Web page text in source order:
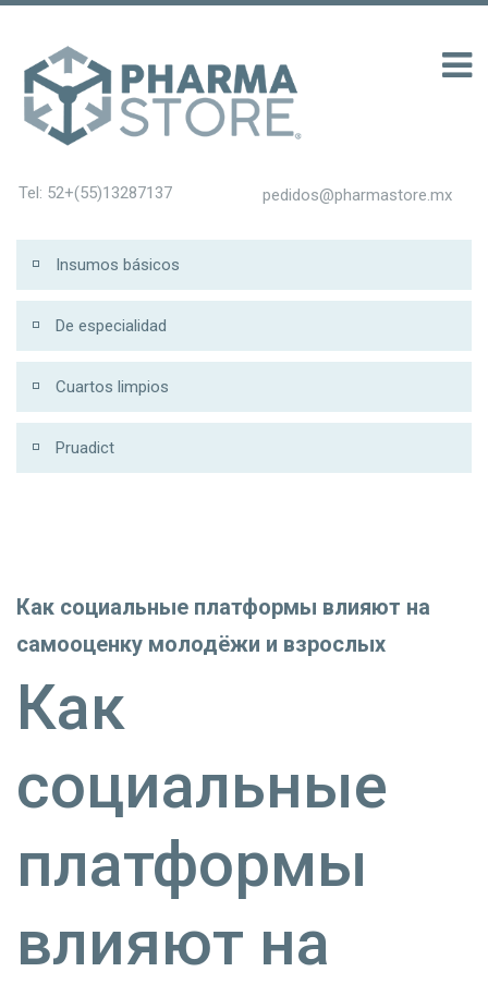
Tel: 52+(55)13287137 pedidos@pharmastore.mx
Insumos básicos
De especialidad
Cuartos limpios
Pruadict
Как социальные платформы влияют на
самооценку молодёжи и взрослых
Как
социальные
платформы
влияют на